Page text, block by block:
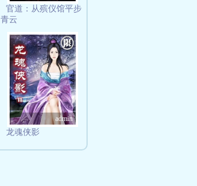
官道：从殡仪馆平步
青云
admin
龙魂侠影